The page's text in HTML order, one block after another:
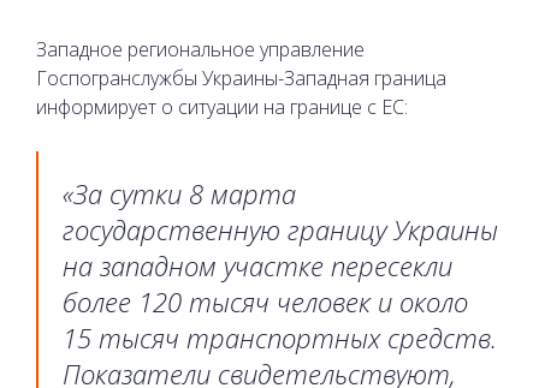
Западное региональное управление
Госпогранслужбы Украины-Западная граница
информирует о ситуации на границе с ЕС:
«За сутки 8 марта
государственную границу Украины
на западном участке пересекли
более 120 тысяч человек и около
15 тысяч транспортных средств.
Показатели свидетельствуют,